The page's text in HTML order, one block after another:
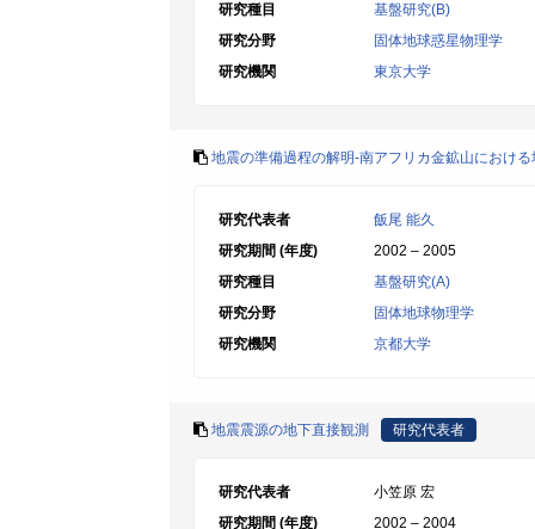
研究種目
基盤研究(B)
研究分野
固体地球惑星物理学
研究機関
東京大学
地震の準備過程の解明-南アフリカ金鉱山におけ
研究代表者
飯尾 能久
研究期間 (年度)
2002 – 2005
研究種目
基盤研究(A)
研究分野
固体地球物理学
研究機関
京都大学
地震震源の地下直接観測 研究代表者
研究代表者
小笠原 宏
研究期間 (年度)
2002 – 2004